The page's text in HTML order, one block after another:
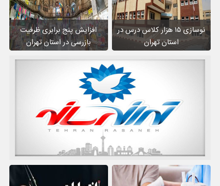
نوسازی ۱۵ هزار کلاس درس در
استان تهران
افزایش پنج برابری ظرفیت
بازرسی در استان تهران